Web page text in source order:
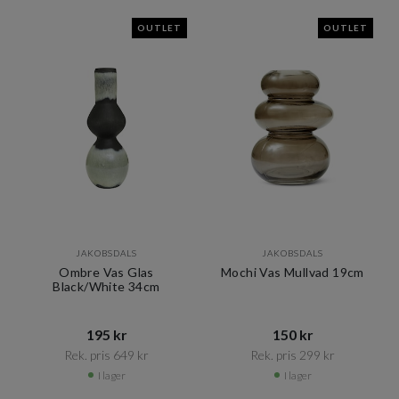
OUTLET
JAKOBSDALS
Ombre Vas Glas
Black/White 34cm
195 kr​​
Rek. pris 649 kr​​
I lager
OUTLET
JAKOBSDALS
Mochi Vas Mullvad 19cm
150 kr​​
Rek. pris 299 kr​​
I lager